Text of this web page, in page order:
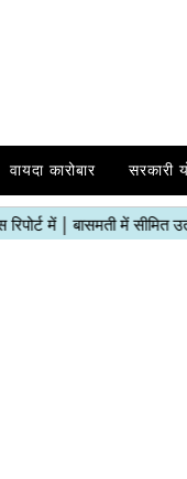
वायदा कारोबार सरकारी